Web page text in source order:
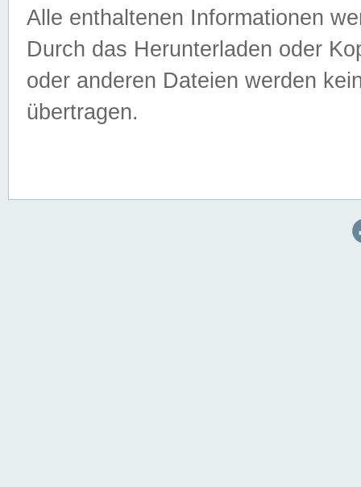
Alle enthaltenen Informationen
Durch das Herunterladen oder
oder anderen Dateien werden
übertragen.